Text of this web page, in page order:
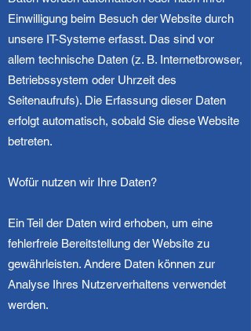
Einwilligung beim Besuch der Website durch
unsere IT-Systeme erfasst. Das sind vor
allem technische Daten (z. B. Internetbrowser,
Betriebssystem oder Uhrzeit des
Seitenaufrufs). Die Erfassung dieser Daten
erfolgt automatisch, sobald Sie diese Website
betreten.
Wofür nutzen wir Ihre Daten?
Ein Teil der Daten wird erhoben, um eine
fehlerfreie Bereitstellung der Website zu
gewährleisten. Andere Daten können zur
Analyse Ihres Nutzerverhaltens verwendet
werden.